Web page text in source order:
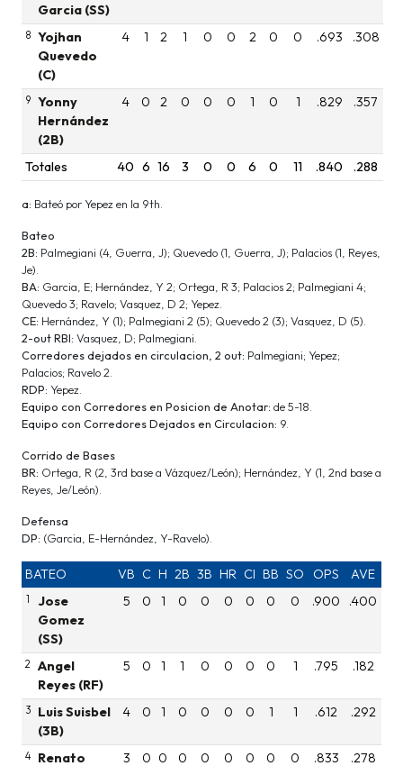
Garcia (SS)
8
Yojhan
Quevedo
(C)
4 1 2 1 0 0 2 0 0 .693 .308
9
Yonny
Hernández
(2B)
4 0 2 0 0 0 1 0 1 .829 .357
Totales 40 6 16 3 0 0 6 0 11 .840 .288
a: Bateó por Yepez en la 9th.
Bateo
2B: Palmegiani (4, Guerra, J); Quevedo (1, Guerra, J); Palacios (1, Reyes,
Je).
BA: Garcia, E; Hernández, Y 2; Ortega, R 3; Palacios 2; Palmegiani 4;
Quevedo 3; Ravelo; Vasquez, D 2; Yepez.
CE: Hernández, Y (1); Palmegiani 2 (5); Quevedo 2 (3); Vasquez, D (5).
2-out RBI: Vasquez, D; Palmegiani.
Corredores dejados en circulacion, 2 out: Palmegiani; Yepez;
Palacios; Ravelo 2.
RDP: Yepez.
Equipo con Corredores en Posicion de Anotar: de 5-18.
Equipo con Corredores Dejados en Circulacion: 9.
Corrido de Bases
BR: Ortega, R (2, 3rd base a Vázquez/León); Hernández, Y (1, 2nd base a
Reyes, Je/León).
Defensa
DP: (Garcia, E-Hernández, Y-Ravelo).
BATEO VB C H 2B 3B HR CI BB SO OPS AVE
1
Jose
Gomez
(SS)
5 0 1 0 0 0 0 0 0 .900 .400
2
Angel
Reyes (RF)
5 0 1 1 0 0 0 0 1 .795 .182
3
Luis Suisbel
(3B)
4 0 1 0 0 0 0 1 1 .612 .292
4 Renato 3 0 0 0 0 0 0 0 0 .833 .278